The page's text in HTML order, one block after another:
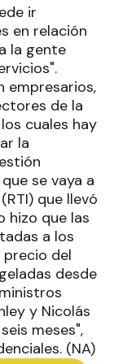
ir
en relación
la gente
empresarios,
de la
cuales hay
la
se vaya a
que llevó
hizo que las
a los
del
desde
y Nicolás
meses",
(NA)